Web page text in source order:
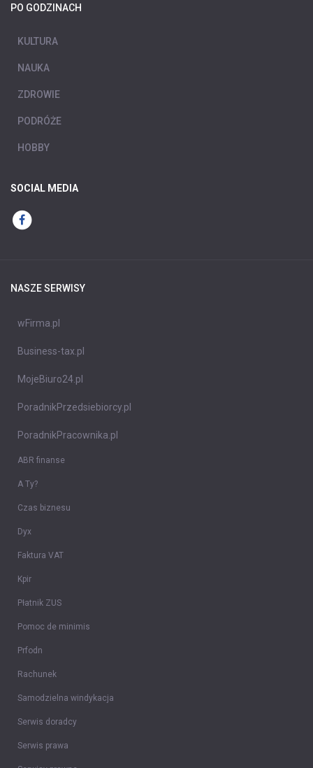
PO GODZINACH
KULTURA
NAUKA
ZDROWIE
PODRÓŻE
HOBBY
SOCIAL MEDIA
NASZE SERWISY
wFirma.pl
Business-tax.pl
MojeBiuro24.pl
PoradnikPrzedsiebiorcy.pl
PoradnikPracownika.pl
ABR finanse
A Ty?
Czas biznesu
Dyx
Faktura VAT
Kpir
Płatnik ZUS
Pomoc de minimis
Prfodn
Rachunek
Samodzielna windykacja
Serwis doradcy
Serwis prawa